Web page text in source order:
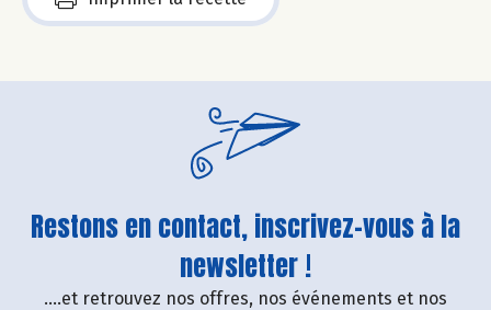
Restons en contact, inscrivez-vous à la
newsletter !
....et retrouvez nos offres, nos événements et nos